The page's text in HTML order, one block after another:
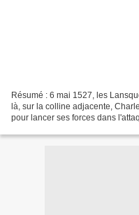
Résumé : 6 mai 1527, les
là, sur la colline adjacente,
pour lancer ses forces dans